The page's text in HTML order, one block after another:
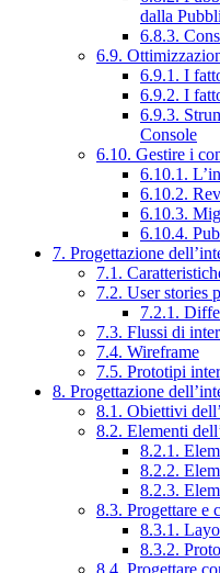
dalla
6.8.3.
6.9.
6.9.1. I
6.9.2. I
6.9.3.
Console
6.10. Gestire i
6.10.1.
6.10.2.
6.10.3.
6.10.4.
7. Progettazione
7.1.
7.2. User stories
7.2.1.
7.3. Flussi di
7.4. Wireframe
7.5. Prototipi
8. Progettazione
8.1. Obiettivi
8.2. Elementi
8.2.1.
8.2.2.
8.2.3.
8.3. Progettare e
8.3.1.
8.3.2.
8.4. Progettare